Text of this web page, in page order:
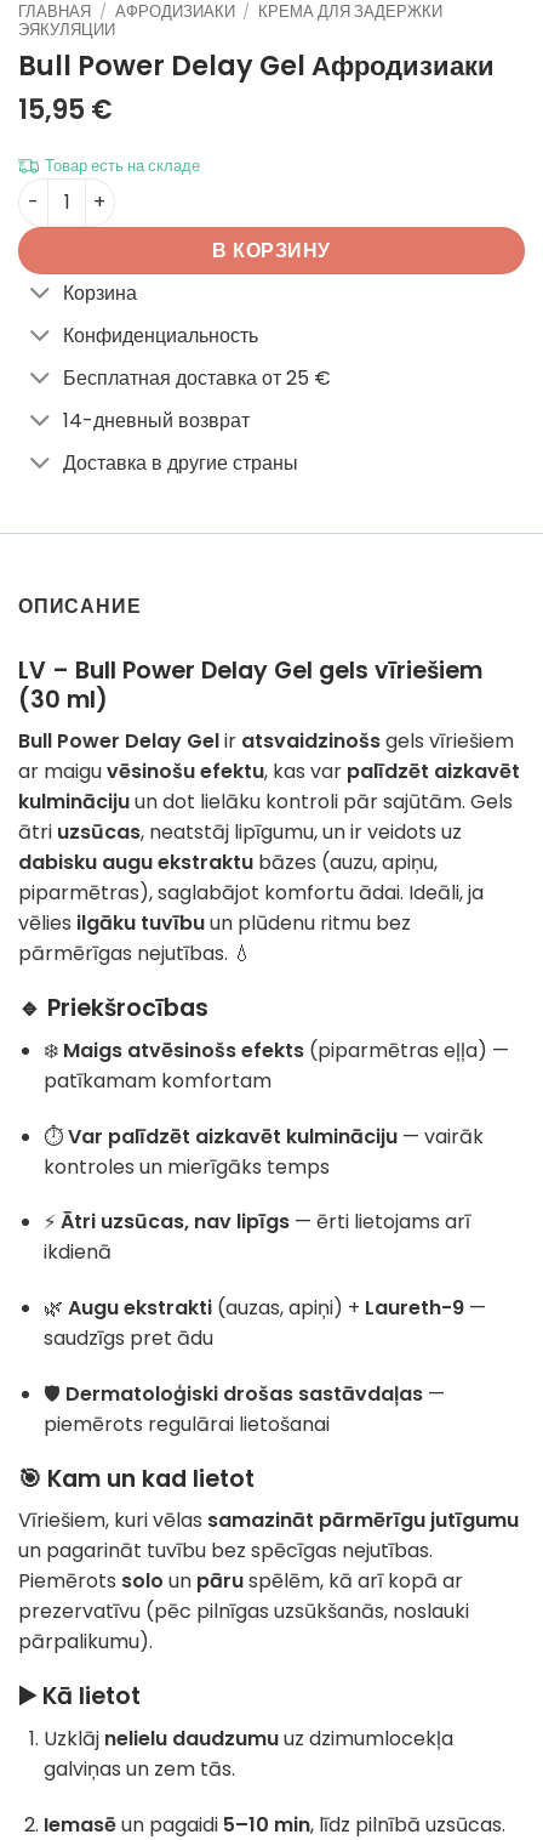
ГЛАВНАЯ / АФРОДИЗИАКИ / КРЕМА ДЛЯ ЗАДЕРЖКИ
ЭЯКУЛЯЦИИ
Bull Power Delay GelАфродизиаки
15,95 €
Товар есть на складе
Количество товара Bull Power Delay Gel
В КОРЗИНУ
Корзина
Конфиденциальность
Бесплатная доставка от 25 €
14-дневный возврат
Доставка в другие страны
ОПИСАНИЕ
LV – Bull Power Delay Gel gels vīriešiem
(30 ml)
Bull Power Delay Gelir atsvaidzinošsgels vīriešiem
ar maiguvēsinošu efektu, kas var palīdzēt aizkavēt
kulminācijuun dot lielāku kontroli pār sajūtām. Gels
ātri uzsūcas, neatstāj lipīgumu, un ir veidots uz
dabisku augu ekstraktu bāzes (auzu, apiņu,
piparmētras), saglabājot komfortu ādai. Ideāli, ja
vēlies ilgāku tuvībuun plūdenu ritmu bez
pārmērīgas nejutības. 💧
🔹 Priekšrocības
❄️ Maigs atvēsinošs efekts(piparmētras eļļa) —
patīkamam komfortam
⏱️Var palīdzēt aizkavēt kulmināciju— vairāk
kontroles un mierīgāks temps
⚡Ātri uzsūcas, nav lipīgs— ērti lietojams arī
ikdienā
🌿 Augu ekstrakti(auzas, apiņi) + Laureth-9—
saudzīgs pret ādu
🛡️ Dermatoloģiski drošas sastāvdaļas—
piemērots regulārai lietošanai
🎯 Kam un kad lietot
Vīriešiem, kuri vēlas samazināt pārmērīgu jutīgumu
un pagarināt tuvību bez spēcīgas nejutības.
Piemērots solo un pāruspēlēm, kā arī kopā ar
prezervatīvu (pēc pilnīgas uzsūkšanās, noslauki
pārpalikumu).
▶️ Kā lietot
Uzklāj nelielu daudzumuuz dzimumlocekļa
galviņas un zem tās.
Iemasēun pagaidi 5–10 min, līdz pilnībā uzsūcas.